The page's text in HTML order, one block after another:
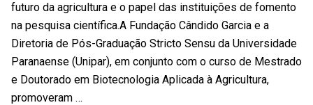
futuro da agricultura e o papel das instituições de fomento
na pesquisa científica.A Fundação Cândido Garcia e a
Diretoria de Pós-Graduação Stricto Sensu da Universidade
Paranaense (Unipar), em conjunto com o curso de Mestrado
e Doutorado em Biotecnologia Aplicada à Agricultura,
promoveram …